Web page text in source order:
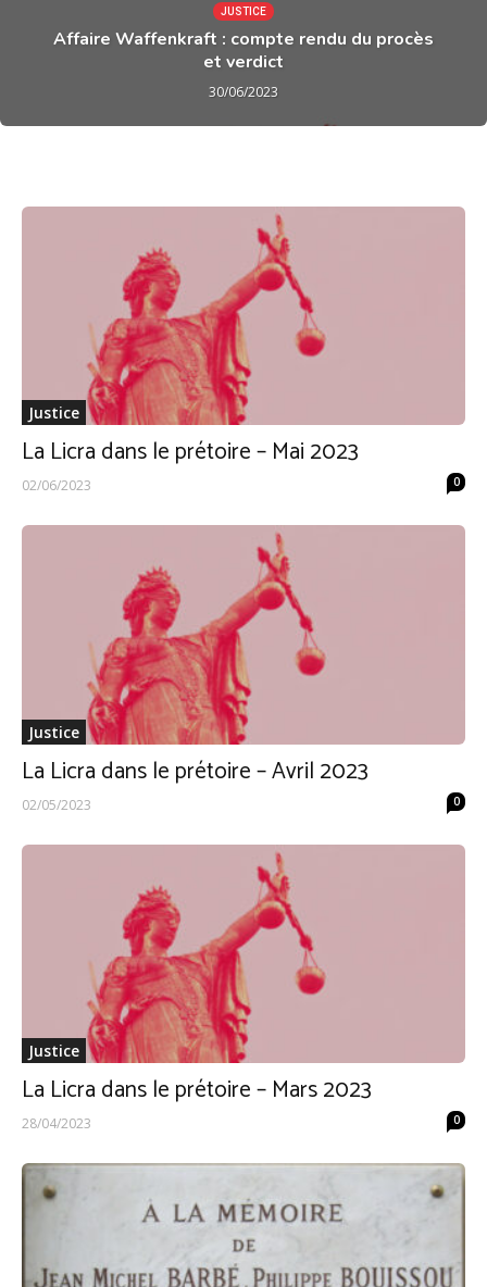
JUSTICE
Affaire Waffenkraft : compte rendu du procès
et verdict
30/06/2023
Justice
La Licra dans le prétoire – Mai 2023
02/06/2023 0
Justice
La Licra dans le prétoire – Avril 2023
02/05/2023 0
Justice
La Licra dans le prétoire – Mars 2023
28/04/2023 0